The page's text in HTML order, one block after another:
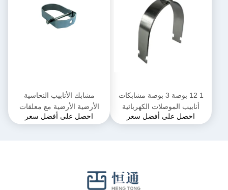
1 12 بوصة 3 بوصة مشابكات
أنابيب الموصلات الكهربائية
للأنابيب
احصل على أفضل سعر
مشابك الأنابيب النحاسية
الأرضية الأرضية مع معلقات
شفرة مطاطية قابلة للتعديل
احصل على أفضل سعر